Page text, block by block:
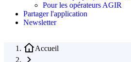
Pour les opérateurs AGIR
Partager l'application
Newsletter
Accueil